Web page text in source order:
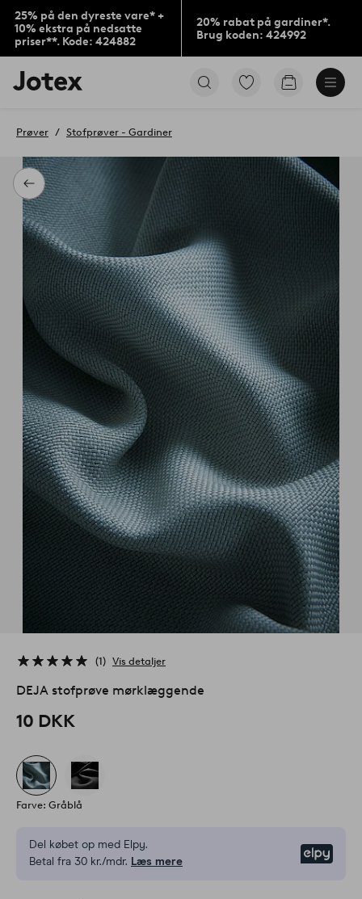
25% på den dyreste vare* +
10% ekstra på nedsatte
priser**. Kode: 424882
20% rabat på gardiner*.
Brug koden: 424992
Jotex
logo
til
Gå
Gå
Tilbage
Prøver Stofprøver - Gardiner
1 Vis detaljer
DEJA stofprøve mørklæggende
10 DKK
Farve: Gråblå
Del købet op med Elpy.
Betal fra 30 kr./mdr. Læs mere